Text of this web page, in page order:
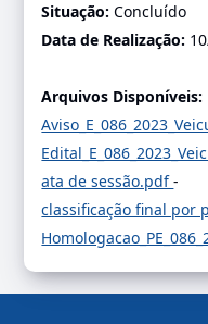
Situação:Concluído
Data de Realização:
Arquivos Disponíveis:
ata de sessão.pdf-
classificação final por